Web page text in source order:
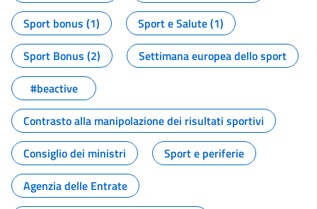
Sport bonus (1)
Sport e Salute (1)
Sport Bonus (2)
Settimana europea dello sport
#beactive
Contrasto alla manipolazione dei risultati sportivi
Consiglio dei ministri
Sport e periferie
Agenzia delle Entrate